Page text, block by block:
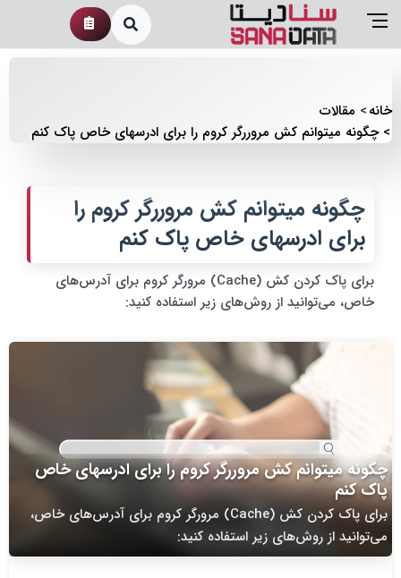
خانه
مقالات
چگونه میتوانم کش مروررگر کروم را برای ادرسهای خاص پاک کنم
چگونه میتوانم کش مروررگر کروم را
برای ادرسهای خاص پاک کنم
برای پاک کردن کش (Cache) مرورگر کروم برای آدرس‌های
خاص، می‌توانید از روش‌های زیر استفاده کنید:
چگونه میتوانم کش مروررگر کروم را برای ادرسهای خاص
پاک کنم
برای پاک کردن کش (Cache) مرورگر کروم برای آدرس‌های خاص،
می‌توانید از روش‌های زیر استفاده کنید: